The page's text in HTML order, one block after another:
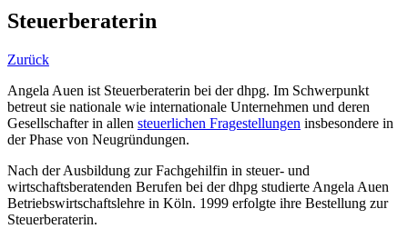
Steuerberaterin
Zurück
Angela Auen ist Steuerberaterin bei der dhpg. Im Schwerpunkt
betreut sie nationale wie internationale Unternehmen und deren
Gesellschafter in allen steuerlichen Fragestellungen insbesondere in
der Phase von Neugründungen.
Nach der Ausbildung zur Fachgehilfin in steuer- und
wirtschaftsberatenden Berufen bei der dhpg studierte Angela Auen
Betriebswirtschaftslehre in Köln. 1999 erfolgte ihre Bestellung zur
Steuerberaterin.